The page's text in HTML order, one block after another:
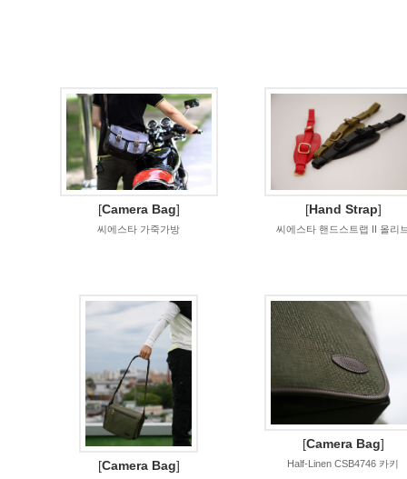
[Camera Bag]
씨에스타 가죽가방
[Hand Strap]
씨에스타 핸드스트랩 II 올리
[Camera Bag]
[Camera Bag]
Half-Linen CSB4746 카키